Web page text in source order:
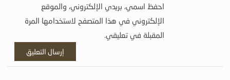
احفظ اسمي، بريدي الإلكتروني، والموقع
الإلكتروني في هذا المتصفح لاستخدامها المرة
المقبلة في تعليقي.